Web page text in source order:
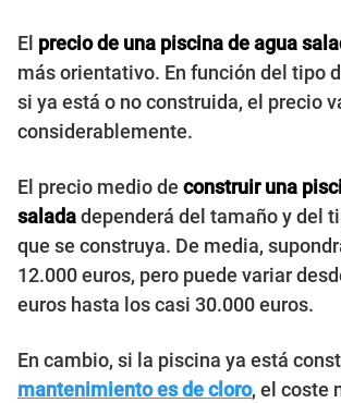
El precio de una piscina de agua
más orientativo. En función del tipo
si ya está o no construida, el precio
considerablemente.
El precio medio de construir una
saladadependerá del tamaño y del
que se construya. De media,
12.000 euros, pero puede variar
euros hasta los casi 30.000 euros.
En cambio, si la piscina ya está
mantenimiento es de cloro, el coste